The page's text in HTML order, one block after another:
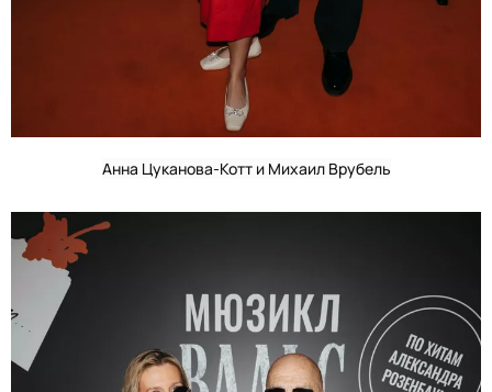
Анна Цуканова-Котт и Михаил Врубель